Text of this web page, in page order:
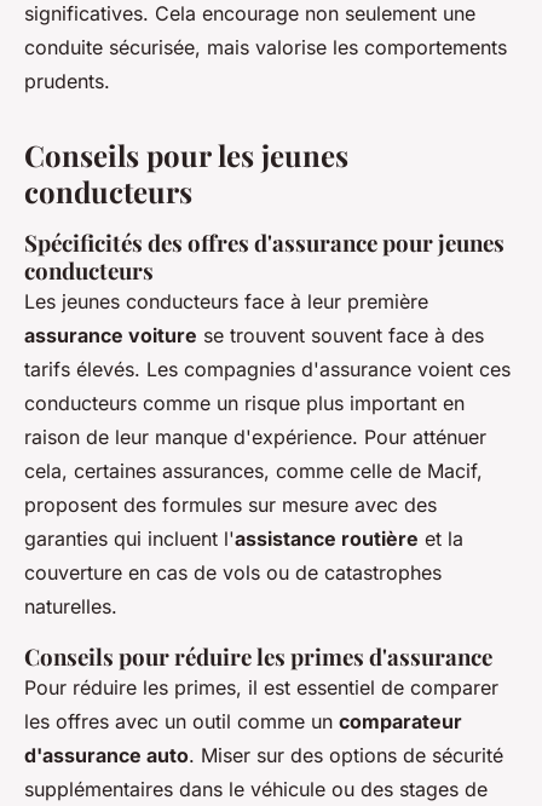
significatives. Cela encourage non seulement une
conduite sécurisée, mais valorise les comportements
prudents.
Conseils pour les jeunes
conducteurs
Spécificités des offres d'assurance pour jeunes
conducteurs
Les jeunes conducteurs face à leur première
assurance voiture se trouvent souvent face à des
tarifs élevés. Les compagnies d'assurance voient ces
conducteurs comme un risque plus important en
raison de leur manque d'expérience. Pour atténuer
cela, certaines assurances, comme celle de Macif,
proposent des formules sur mesure avec des
garanties qui incluent l'assistance routière et la
couverture en cas de vols ou de catastrophes
naturelles.
Conseils pour réduire les primes d'assurance
Pour réduire les primes, il est essentiel de comparer
les offres avec un outil comme un comparateur
d'assurance auto. Miser sur des options de sécurité
supplémentaires dans le véhicule ou des stages de